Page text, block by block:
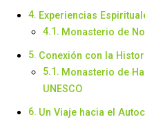
Experiencias
Monasterio de
Conexión con la
Monasterio de
UNESCO
Un Viaje hacia el